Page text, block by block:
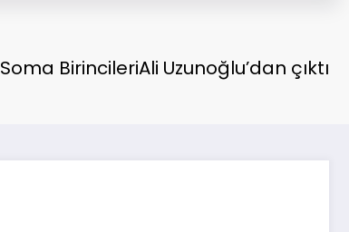
Soma BirincileriAli Uzunoğlu’dan çıktı